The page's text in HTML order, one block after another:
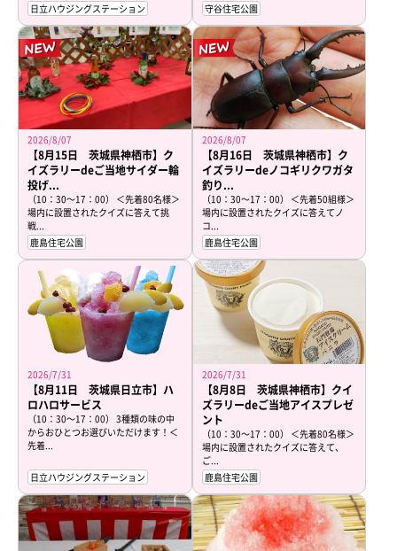
日立ハウジングステーション
守谷住宅公園
2026/8/07
【8月15日 茨城県神栖市】ク
イズラリーdeご当地サイダー輪
投げ...
（10：30～17：00） ＜先着80名様＞
場内に設置されたクイズに答えて挑
戦...
鹿島住宅公園
2026/8/07
【8月16日 茨城県神栖市】ク
イズラリーdeノコギリクワガタ
釣り...
（10：30～17：00） ＜先着50組様＞
場内に設置されたクイズに答えてノ
コ...
鹿島住宅公園
2026/7/31
【8月11日 茨城県日立市】ハ
ロハロサービス
（10：30～17：00） 3種類の味の中
からおひとつお選びいただけます！＜
先着...
日立ハウジングステーション
2026/7/31
【8月8日 茨城県神栖市】クイ
ズラリーdeご当地アイスプレゼ
ント
（10：30～17：00） ＜先着80名様＞
場内に設置されたクイズに答えて、
ご...
鹿島住宅公園